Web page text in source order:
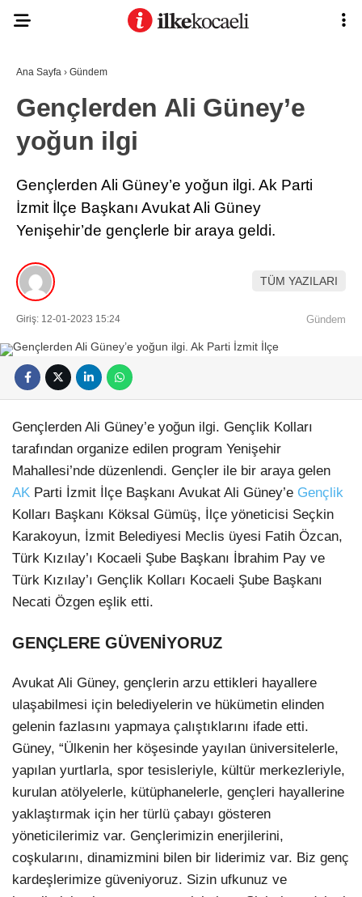
Ana Sayfa › Gündem
Gençlerden Ali Güney’e
yoğun ilgi
Gençlerden Ali Güney’e yoğun ilgi. Ak Parti
İzmit İlçe Başkanı Avukat Ali Güney
Yenişehir’de gençlerle bir araya geldi.
TÜM YAZILARI
Giriş: 12-01-2023 15:24 Gündem
Gençlerden Ali Güney’e yoğun ilgi. Gençlik Kolları
tarafından organize edilen program Yenişehir
Mahallesi’nde düzenlendi. Gençler ile bir araya gelen
AK Parti İzmit İlçe Başkanı Avukat Ali Güney’e Gençlik
Kolları Başkanı Köksal Gümüş, İlçe yöneticisi Seçkin
Karakoyun, İzmit Belediyesi Meclis üyesi Fatih Özcan,
Türk Kızılay’ı Kocaeli Şube Başkanı İbrahim Pay ve
Türk Kızılay’ı Gençlik Kolları Kocaeli Şube Başkanı
Necati Özgen eşlik etti.
GENÇLERE GÜVENİYORUZ
Avukat Ali Güney, gençlerin arzu ettikleri hayallere
ulaşabilmesi için belediyelerin ve hükümetin elinden
gelenin fazlasını yapmaya çalıştıklarını ifade etti.
Güney, “Ülkenin her köşesinde yayılan üniversitelerle,
yapılan yurtlarla, spor tesisleriyle, kültür merkezleriyle,
kurulan atölyelerle, kütüphanelerle, gençleri hayallerine
yaklaştırmak için her türlü çabayı gösteren
yöneticilerimiz var. Gençlerimizin enerjilerini,
coşkularını, dinamizmini bilen bir liderimiz var. Biz genç
kardeşlerimize güveniyoruz. Sizin ufkunuz ve